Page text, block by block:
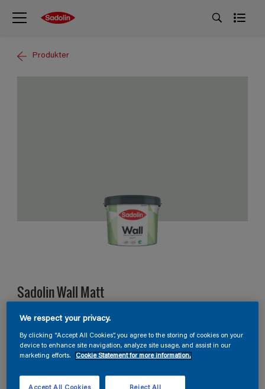
Produkter
Sadolin Wall Matt
VÄGGFÄRG MATT För vardagsrum och sovrum
We respect your privacy.
By clicking “Accept All Cookies”, you agree to the storing of cookies on your
device to enhance site navigation, analyze site usage, and assist in our
marketing efforts.
Cookie Statement for more information.
Reject All
Accept All Cookies